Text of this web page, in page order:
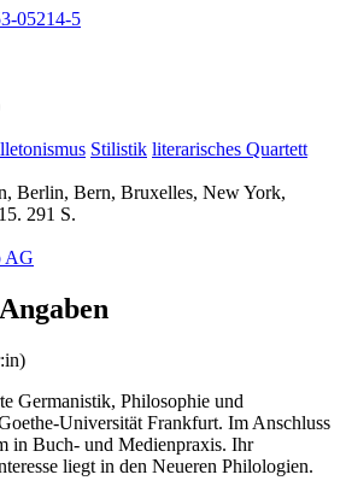
05214-5
Stilistik literarisches Quartett
Berlin, Bern, Bruxelles, New York,
291 S.
AG
Germanistik, Philosophie und
Universität Frankfurt. Im Anschluss
in Buch- und Medienpraxis. Ihr
liegt in den Neueren Philologien.